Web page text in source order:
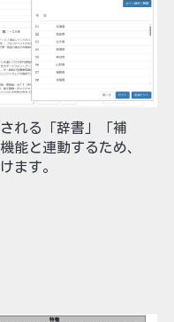
れる「辞書」「補
能と連動するため、
ます。